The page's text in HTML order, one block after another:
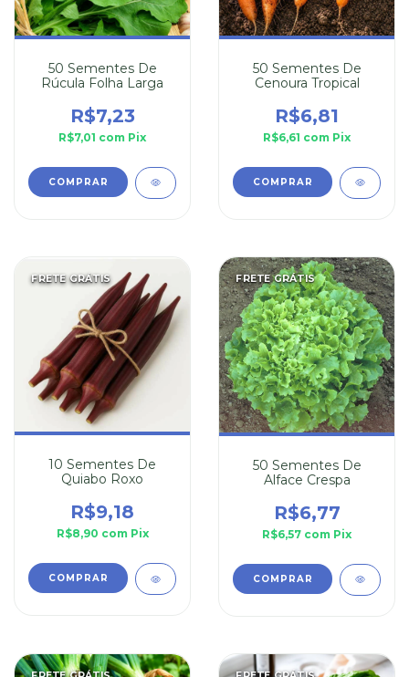
50 Sementes De
Rúcula Folha Larga
R$7,23
R$7,01 com Pix
50 Sementes De
Cenoura Tropical
R$6,81
R$6,61 com Pix
FRETE GRÁTIS
10 Sementes De
Quiabo Roxo
R$9,18
R$8,90 com Pix
FRETE GRÁTIS
50 Sementes De
Alface Crespa
R$6,77
R$6,57 com Pix